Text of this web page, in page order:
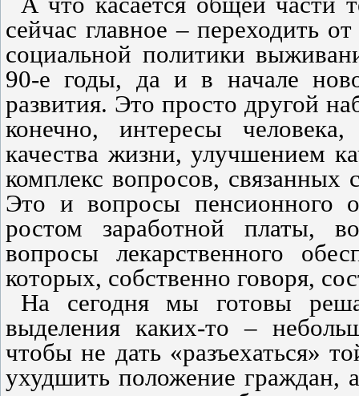
сейчас главное – переходить
социальной политики
90-е годы, да и в начале
развития. Это просто другой
конечно, интересы
качества жизни, улучшением
комплекс вопросов,
Это и вопросы пенсионного
ростом заработной платы,
вопросы лекарственного
которых, собственно говоря,
На сегодня мы готовы
выделения каких-то –
чтобы не дать «разъехаться»
ухудшить положение